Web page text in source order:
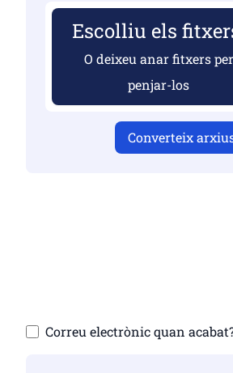
Escolliu els
O deixeu anar fitxers per
penjar-los
Converteix
Correu electrònic quan